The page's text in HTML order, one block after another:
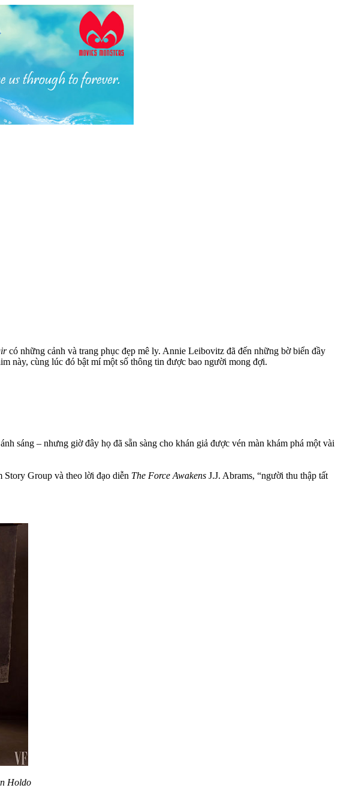
có những cảnh và trang phục đẹp mê ly. Annie Leibovitz đã đến những bờ biển đầy
này, cùng lúc đó bật mí một số thông tin được bao người mong đợi.
sáng ­– nhưng giờ đây họ đã sẵn sàng cho khán giả được vén màn khám phá một vài
Story Group và theo lời đạo diễn The Force Awakens J.J. Abrams, “người thu thập tất
Holdo